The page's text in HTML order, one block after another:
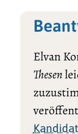
Elvan
Thesen